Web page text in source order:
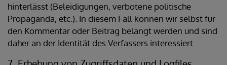
hinterlässt (Beleidigungen, verbotene politische
Propaganda, etc.). In diesem Fall können wir selbst für
den Kommentar oder Beitrag belangt werden und sind
daher an der Identität des Verfassers interessiert.